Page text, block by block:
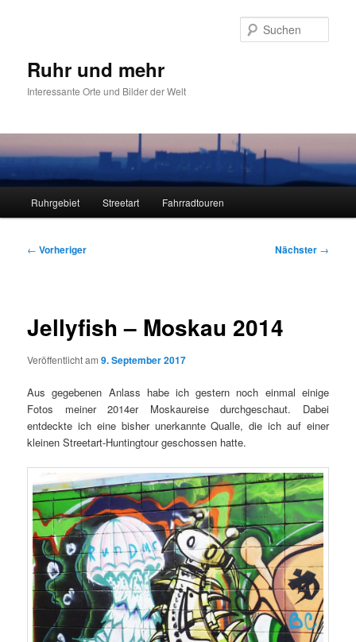
Ruhr und mehr
Interessante Orte und Bilder der Welt
Ruhrgebiet Streetart Fahrradtouren
Beitragsnavigation
← Vorheriger Nächster →
Jellyfish – Moskau 2014
Veröffentlicht am9. September 2017
Aus gegebenen Anlass habe ich gestern noch einmal einige
Fotos meiner 2014er Moskaureise durchgeschaut. Dabei
entdeckte ich eine bisher unerkannte Qualle, die ich auf einer
kleinen Streetart-Huntingtour geschossen hatte.